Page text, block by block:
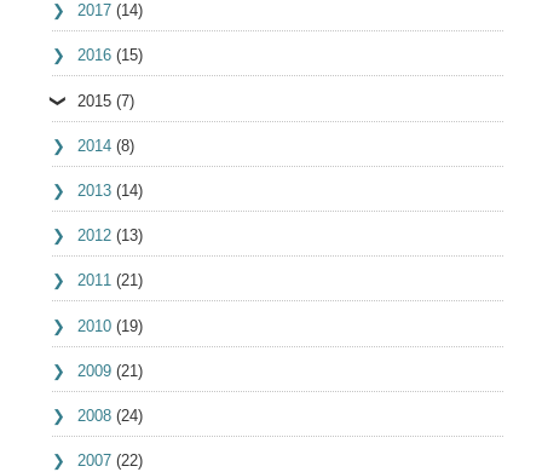
2017 (14)
2016 (15)
2015 (7)
2014 (8)
2013 (14)
2012 (13)
2011 (21)
2010 (19)
2009 (21)
2008 (24)
2007 (22)